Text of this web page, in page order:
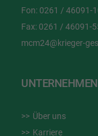
Fon: 0261 / 46091-
Fax: 0261 / 46091-
mcm24@krieger-
UNTERNEHMEN
Über uns
Karriere